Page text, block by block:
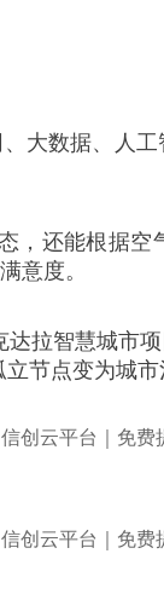
大数据、人
，还能根据
意度。
拉智慧城市
节点变为城市